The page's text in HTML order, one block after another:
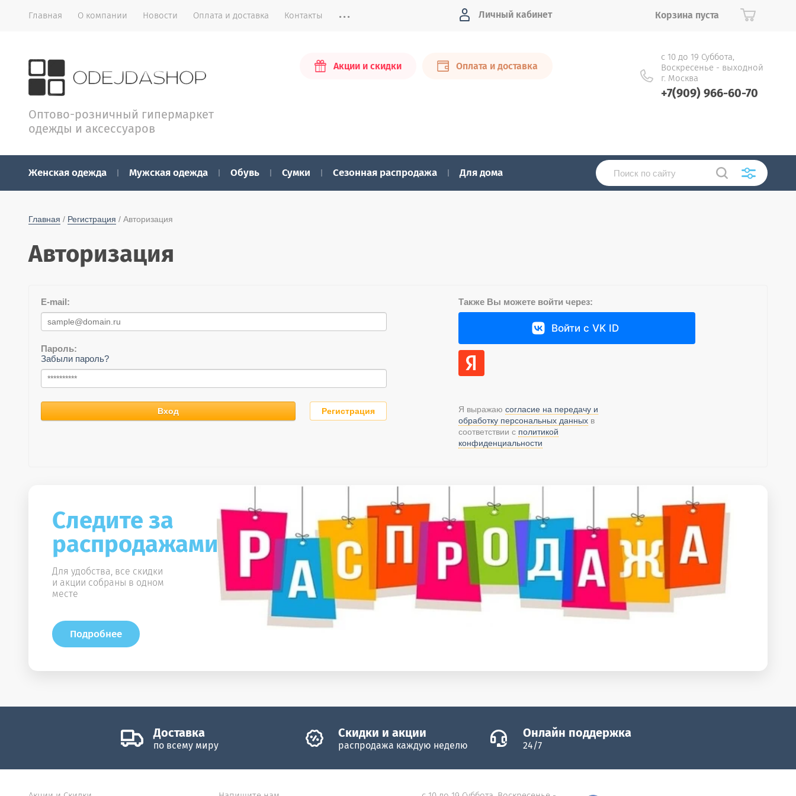
Главная О компании Новости Оплата и доставка Контакты ... Личный кабинет Корзина пуста
Оптово-розничный гипермаркет
одежды и аксессуаров
Акции и скидки Оплата и доставка
с 10 до 19 Суббота,
Воскресенье - выходной
г. Москва
+7(909) 966-60-70
Женская одежда Мужская одежда Обувь Сумки Сезонная распродажа Для дома
Главная / Регистрация / Авторизация
Авторизация
E-mail:
Пароль:
Забыли пароль?
Регистрация
Вход
Также Вы можете войти через:
Войти с VK ID
Я выражаю согласие на передачу и
обработку персональных данныхв
соответствии с политикой
конфиденциальности
Следите за
распродажами!
Для удобства, все скидки
и акции собраны в одном
месте
Подробнее
Доставка
по всему миру
Скидки и акции
распродажа каждую неделю
Онлайн поддержка
24/7